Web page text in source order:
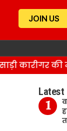
JOIN US
कारीगर की
Latest